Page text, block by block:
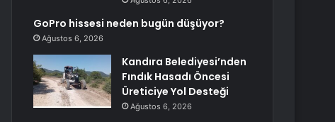
GoPro hissesi neden bugün düşüyor?
Ağustos 6, 2026
Kandıra Belediyesi’nden
Fındık Hasadı Öncesi
Üreticiye Yol Desteği
Ağustos 6, 2026